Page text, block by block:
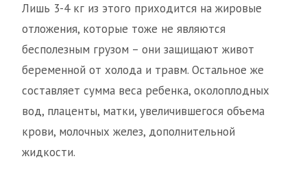
Лишь 3-4 кг из этого приходится на жировые
отложения, которые тоже не являются
бесполезным грузом – они защищают живот
беременной от холода и травм. Остальное же
составляет сумма веса ребенка, околоплодных
вод, плаценты, матки, увеличившегося объема
крови, молочных желез, дополнительной
жидкости.